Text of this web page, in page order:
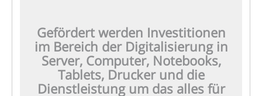
Gefördert werden Investitionen
im Bereich der Digitalisierung in
Server, Computer, Notebooks,
Tablets, Drucker und die
Dienstleistung um das alles für